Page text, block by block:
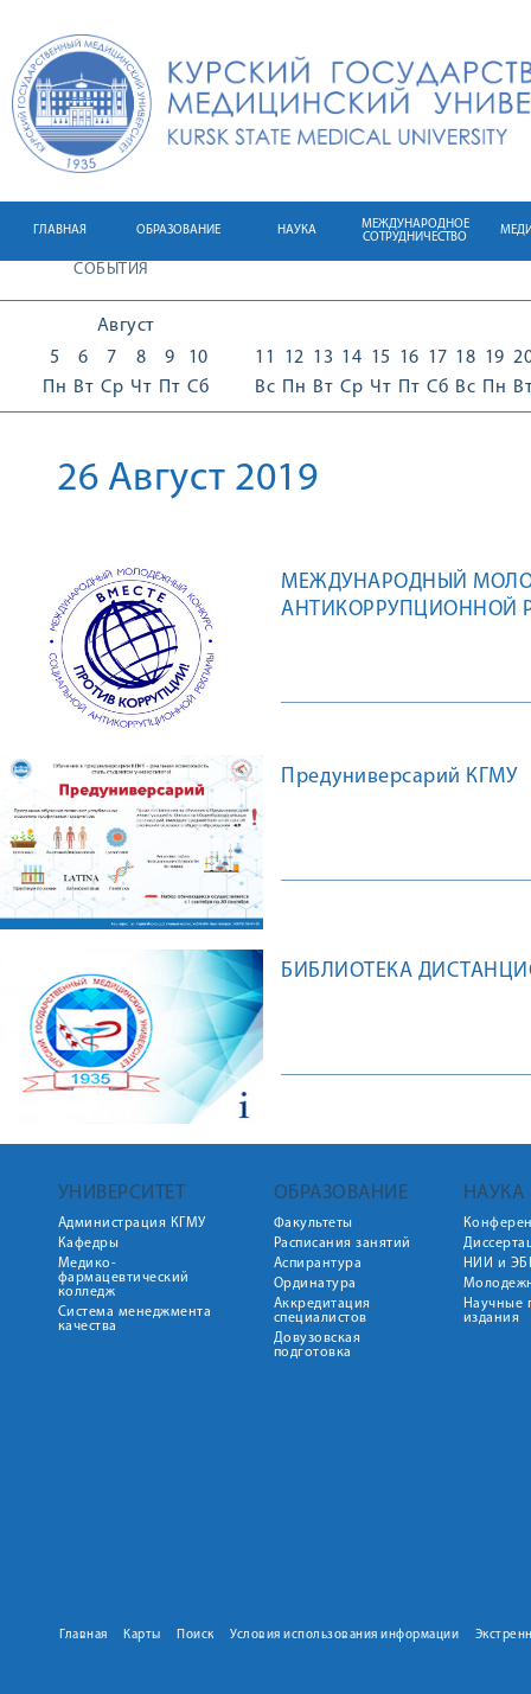
ГЛАВНАЯ ОБРАЗОВАНИЕ НАУКА
МЕЖДУНАРОДНОЕ
СОТРУДНИЧЕСТВО
СОБЫТИЯ
Август
5
Пн
6
Вт
7
Ср
8
Чт
9
Пт
10
Сб
11
Вс
12
Пн
13
Вт
14
Ср
15
Чт
16
Пт
17
Сб
18
Вс
19
Пн
26 Август 2019
МЕЖДУНАРОДНЫЙ
АНТИКОРРУПЦИОННОЙ
Предуниверсарий КГМУ
БИБЛИОТЕКА
УНИВЕРСИТЕТ
Администрация КГМУ
Кафедры
Медико-
фармацевтический
колледж
Система менеджмента
качества
ОБРАЗОВАНИЕ
Факультеты
Расписания занятий
Аспирантура
Ординатура
Аккредитация
специалистов
Довузовская
подготовка
НАУКА
НИИ и
Научные
издания
Главная Карты Поиск Условия использования информации